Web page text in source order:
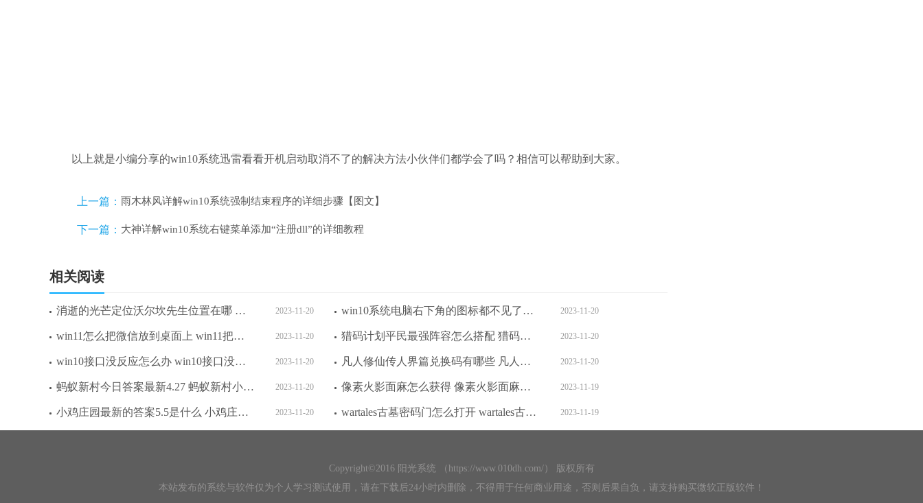
以上就是小编分享的win10系统迅雷看看开机启动取消不了的解决方法小伙伴们都学会了吗？相信可以帮助到大家。
上一篇： 雨木林风详解win10系统强制结束程序的详细步骤【图文】
下一篇： 大神详解win10系统右键菜单添加“注册dll”的详细教程
相关阅读
消逝的光芒定位沃尔坎先生位置在哪 消逝的光芒定位沃尔坎先生位置攻略介绍 2023-11-20
win11怎么把微信放到桌面上 win11把微信放到桌面操作步骤 2023-11-20
win10接口没反应怎么办 win10接口没反应解决方法 2023-11-20
蚂蚁新村今日答案最新4.27 蚂蚁新村小课堂今日答案最新4月27日 2023-11-20
小鸡庄园最新的答案5.5是什么 小鸡庄园最新答题答案2023年5月9日 2023-11-20
win10系统电脑右下角的图标都不见了怎么办 win10系统电脑右下角的图标都不见了解决方法 2023-11-20
猎码计划平民最强阵容怎么搭配 猎码计划平民最强阵容搭配推荐一览 2023-11-20
凡人修仙传人界篇兑换码有哪些 凡人修仙传人界篇永久可用兑换码 2023-11-20
像素火影面麻怎么获得 像素火影面麻兑换码2023 2023-11-19
wartales古墓密码门怎么打开 wartales古墓密码门打开方法 2023-11-19
Copyright©2016 阳光系统 （https://www.010dh.com/） 版权所有
本站发布的系统与软件仅为个人学习测试使用，请在下载后24小时内删除，不得用于任何商业用途，否则后果自负，请支持购买微软正版软件！